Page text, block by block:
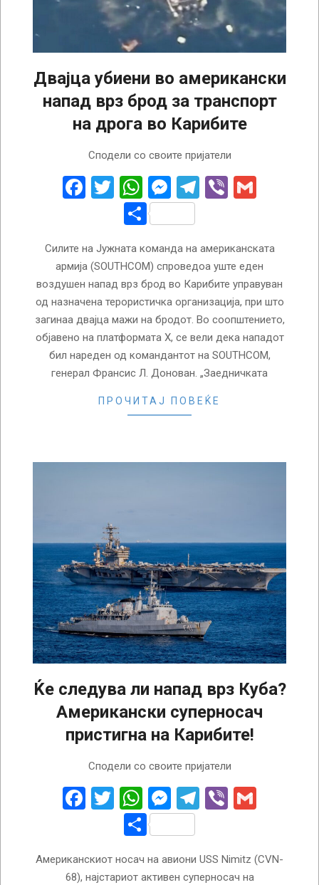
Двајца убиени во американски
напад врз брод за транспорт
на дрога во Карибите
Сподели со своите пријатели
Facebook
Twitter
WhatsApp
Messenger
Telegram
Viber
Share
Силите на Јужната команда на американската
армија (SOUTHCOM) спроведоа уште еден
воздушен напад врз брод во Карибите управуван
од назначена терористичка организација, при што
загинаа двајца мажи на бродот. Во соопштението,
објавено на платформата X, се вели дека нападот
бил нареден од командантот на SOUTHCOM,
генерал Франсис Л. Донован. „Заедничката
ПРОЧИТАЈ ПОВЕЌЕ
Ќе следува ли напад врз Куба?
Американски суперносач
пристигна на Карибите!
Сподели со своите пријатели
Facebook
TwitterWhatsApp
Messenger
Telegram
Viber
Share
Американскиот носач на авиони USS Nimitz (CVN-
68), најстариот активен суперносач на